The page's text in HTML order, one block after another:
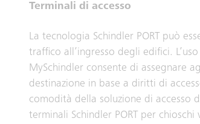
Terminali di accesso
La tecnologia Schindler PORT può
traffico all’ingresso degli edifici.
MySchindler consente di assegnare
destinazione in base a diritti di
comodità della soluzione di accesso
terminali Schindler PORT per